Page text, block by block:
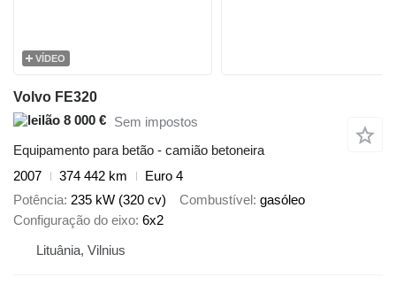
VÍDEO
Volvo FE320
8 000 € Sem impostos
Equipamento para betão - camião betoneira
2007
374 442 km
Euro 4
Potência 235 kW (320 cv) Combustível gasóleo
Configuração do eixo 6x2
Lituânia, Vilnius